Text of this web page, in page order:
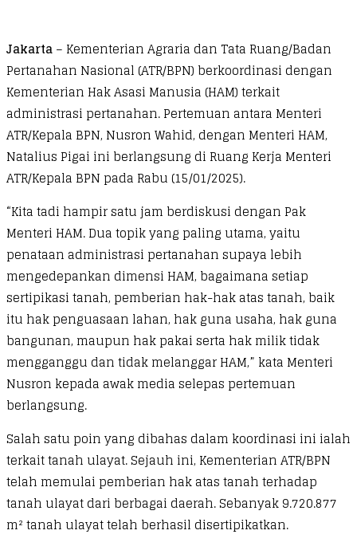
Jakarta– Kementerian Agraria dan Tata Ruang/Badan
Pertanahan Nasional (ATR/BPN) berkoordinasi dengan
Kementerian Hak Asasi Manusia (HAM) terkait
administrasi pertanahan. Pertemuan antara Menteri
ATR/Kepala BPN, Nusron Wahid, dengan Menteri HAM,
Natalius Pigai ini berlangsung di Ruang Kerja Menteri
ATR/Kepala BPN pada Rabu (15/01/2025).
“Kita tadi hampir satu jam berdiskusi dengan Pak
Menteri HAM. Dua topik yang paling utama, yaitu
penataan administrasi pertanahan supaya lebih
mengedepankan dimensi HAM, bagaimana setiap
sertipikasi tanah, pemberian hak-hak atas tanah, baik
itu hak penguasaan lahan, hak guna usaha, hak guna
bangunan, maupun hak pakai serta hak milik tidak
mengganggu dan tidak melanggar HAM,” kata Menteri
Nusron kepada awak media selepas pertemuan
berlangsung.
Salah satu poin yang dibahas dalam koordinasi ini ialah
terkait tanah ulayat. Sejauh ini, Kementerian ATR/BPN
telah memulai pemberian hak atas tanah terhadap
tanah ulayat dari berbagai daerah. Sebanyak 9.720.877
m² tanah ulayat telah berhasil disertipikatkan.